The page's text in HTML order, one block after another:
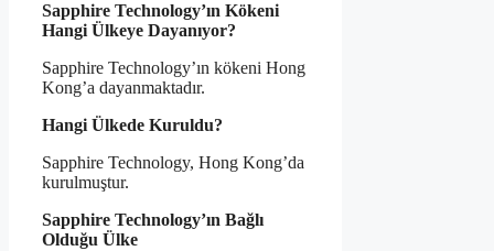
Sapphire Technology’ın Kökeni
Hangi Ülkeye Dayanıyor?
Sapphire Technology’ın kökeni Hong
Kong’a dayanmaktadır.
Hangi Ülkede Kuruldu?
Sapphire Technology, Hong Kong’da
kurulmuştur.
Sapphire Technology’ın Bağlı
Olduğu Ülke